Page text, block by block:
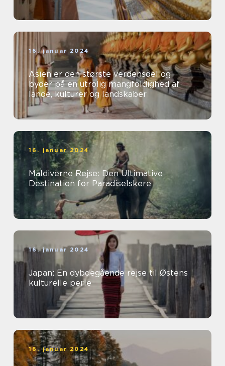
16. januar 2024
Asien er den største verdensdel og
byder på en utrolig mangfoldighed af
lande, kulturer og landskaber
16. januar 2024
Maldiverne Rejse: Den Ultimative
Destination for Paradiselskere
16. januar 2024
Japan: En dybdegående rejse til Østens
kulturelle perle
16. januar 2024